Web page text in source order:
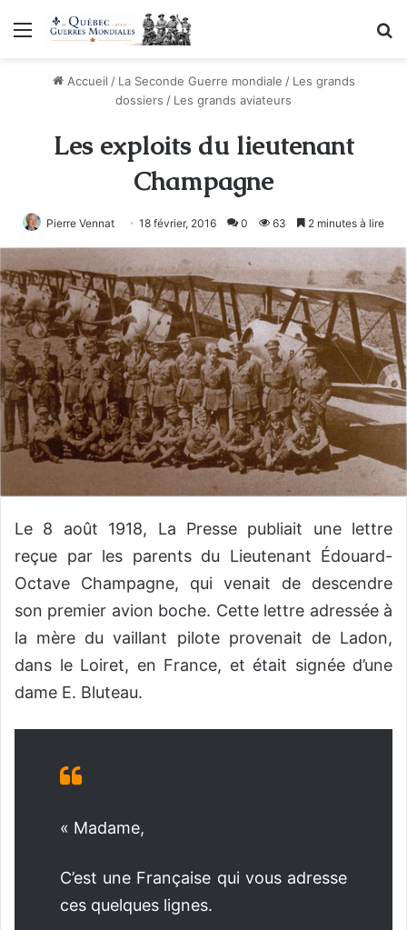
Menu
Accueil / La Seconde Guerre mondiale / Les grands
dossiers / Les grands aviateurs
Les exploits du lieutenant
Champagne
Pierre Vennat 18 février, 2016 0 63 2 minutes à lire
Le 8 août 1918, La Presse publiait une lettre
reçue par les parents du Lieutenant Édouard-
Octave Champagne, qui venait de descendre
son premier avion boche. Cette lettre adressée à
la mère du vaillant pilote provenait de Ladon,
dans le Loiret, en France, et était signée d’une
dame E. Bluteau.
« Madame,
C’est une Française qui vous adresse
ces quelques lignes.